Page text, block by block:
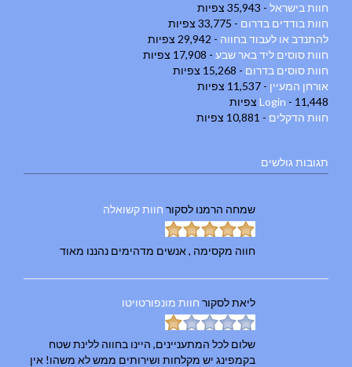
חוות בישראל - 35,943 צפיות
חוות בודדים בדרום - 33,775 צפיות
להתנדב או לעבוד בחווה - 29,942 צפיות
חוות סוסים ליד באר שבע - 17,908 צפיות
חוות סוסים בדרום - 15,268 צפיות
אורחן המעיין - 11,537 צפיות
Login - 11,448 צפיות
חוות הדקלים - 10,881 צפיות
תגובות גולשים
שמחה הרמנו לסקור חוות קשואלה
חווה מקסימה , אנשים מדהימים נהננו מאוד
ליאתלסקור חוות מונפורטויטו
שלום לכל המתעניינים, היינו בחווה ללינת שטח
בקמפינג יש מקלחות ושירותים ממש לא משהו! אין